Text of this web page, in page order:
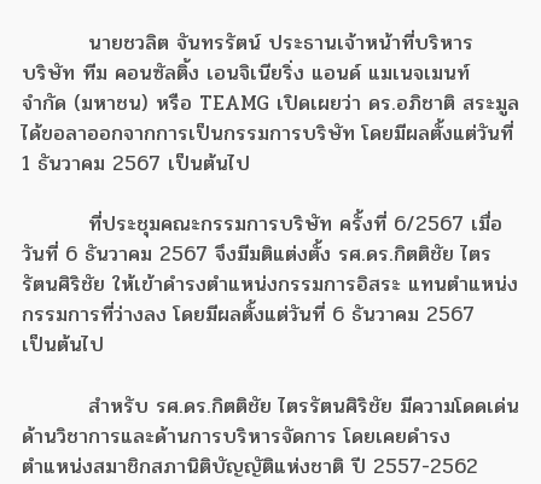
นายชวลิต จันทรรัตน์ ประธานเจ้าหน้าที่บริหาร
บริษัท ทีม คอนซัลติ้ง เอนจิเนียริ่ง แอนด์ แมเนจเมนท์
จำกัด (มหาชน) หรือ TEAMG เปิดเผยว่า ดร.อภิชาติ สระมูล
ได้ขอลาออกจากการเป็นกรรมการบริษัท โดยมีผลตั้งแต่วันที่
1 ธันวาคม 2567 เป็นต้นไป
ที่ประชุมคณะกรรมการบริษัท ครั้งที่ 6/2567 เมื่อ
วันที่ 6 ธันวาคม 2567 จึงมีมติแต่งตั้ง รศ.ดร.กิตติชัย ไตร
รัตนศิริชัย ให้เข้าดำรงตำแหน่งกรรมการอิสระ แทนตำแหน่ง
กรรมการที่ว่างลง โดยมีผลตั้งแต่วันที่ 6 ธันวาคม 2567
เป็นต้นไป
สำหรับ รศ.ดร.กิตติชัย ไตรรัตนศิริชัย มีความโดดเด่น
ด้านวิชาการและด้านการบริหารจัดการ โดยเคยดำรง
ตำแหน่งสมาชิกสภานิติบัญญัติแห่งชาติ ปี 2557-2562